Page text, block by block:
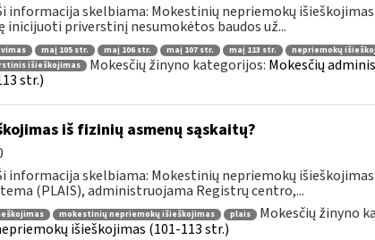
informacija skelbiama: Mokestinių nepriemokų
inicijuoti priverstinį nesumokėtos baudos už...
maį 105 str. maį 106 str. maį 107 str. maį 113 str.
nepriemokų
išieškojimas Mokesčių žinyno kategorijos: Mokesčių
str.)
iš fizinių asmenų sąskaitų?
informacija skelbiama: Mokestinių nepriemokų
(PLAIS), administruojama Registrų centro,...
mokestinių nepriemokų išieškojimas plais Mokesčių žinyno
išieškojimas (101-113 str.)